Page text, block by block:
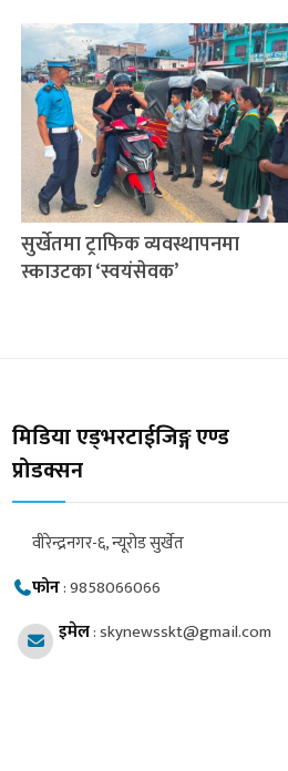
सुर्खेतमा ट्राफिक व्यवस्थापनमा
स्काउटका ‘स्वयंसेवक’
मिडिया एड्भरटाईजिङ्ग एण्ड
प्रोडक्सन
वीरेन्द्रनगर-६, न्यूरोड सुर्खेत
फोन:9858066066
इमेल:skynewsskt@gmail.com